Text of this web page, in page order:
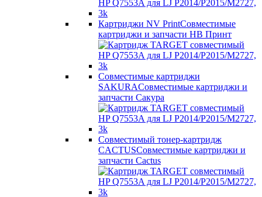
Картриджи NV PrintСовместимые
картриджи и запчасти НВ Принт
Совместимые картриджи
SAKURAСовместимые картриджи и
запчасти Сакура
Совместимый тонер-картридж
CACTUSСовместимые картриджи и
запчасти Cactus